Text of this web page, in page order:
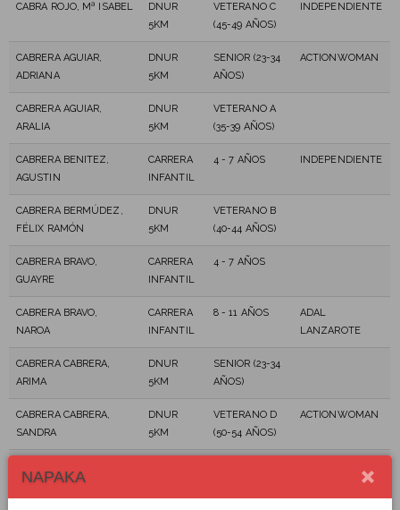
CABRA ROJO, Mª ISABEL
DNUR
5KM
VETERANO C
(45-49 AÑOS)
INDEPENDIENTE
CABRERA AGUIAR,
ADRIANA
DNUR
5KM
SENIOR (23-34
AÑOS)
ACTIONWOMAN
CABRERA AGUIAR,
ARALIA
DNUR
5KM
VETERANO A
(35-39 AÑOS)
CABRERA BENITEZ,
AGUSTIN
CARRERA
INFANTIL
4 - 7 AÑOS INDEPENDIENTE
CABRERA BERMÚDEZ,
FÉLIX RAMÓN
DNUR
5KM
VETERANO B
(40-44 AÑOS)
CABRERA BRAVO,
GUAYRE
CARRERA
INFANTIL
4 - 7 AÑOS
CABRERA BRAVO,
NAROA
CARRERA
INFANTIL
8 - 11 AÑOS
ADAL
LANZAROTE
CABRERA CABRERA,
ARIMA
DNUR
5KM
SENIOR (23-34
AÑOS)
CABRERA CABRERA,
SANDRA
DNUR
5KM
VETERANO D
(50-54 AÑOS)
ACTIONWOMAN
ANA ISABEL
NAPAKA